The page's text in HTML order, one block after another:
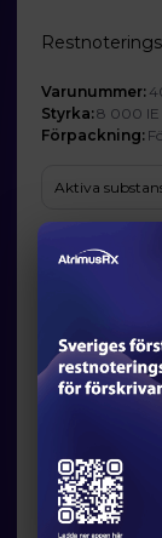
Varunummer:
Styrka:8 000
Förpackning:
Aktiva
Företag
Prognos och
Startdatum: 2022-
Slutdatum:2027-
Orsak till
Företaget har
angivna orsaken.